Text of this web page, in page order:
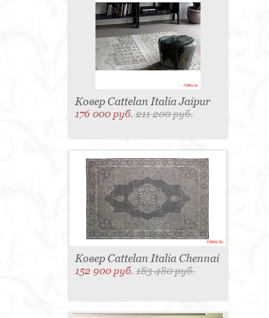
Мыльница - 1Подставка под зонт - 1
Спальня - 1
Ковер Cattelan Italia Jaipur
176 000 руб.211 200 руб.
Ковер Cattelan Italia Chennai
152 900 руб.183 480 руб.